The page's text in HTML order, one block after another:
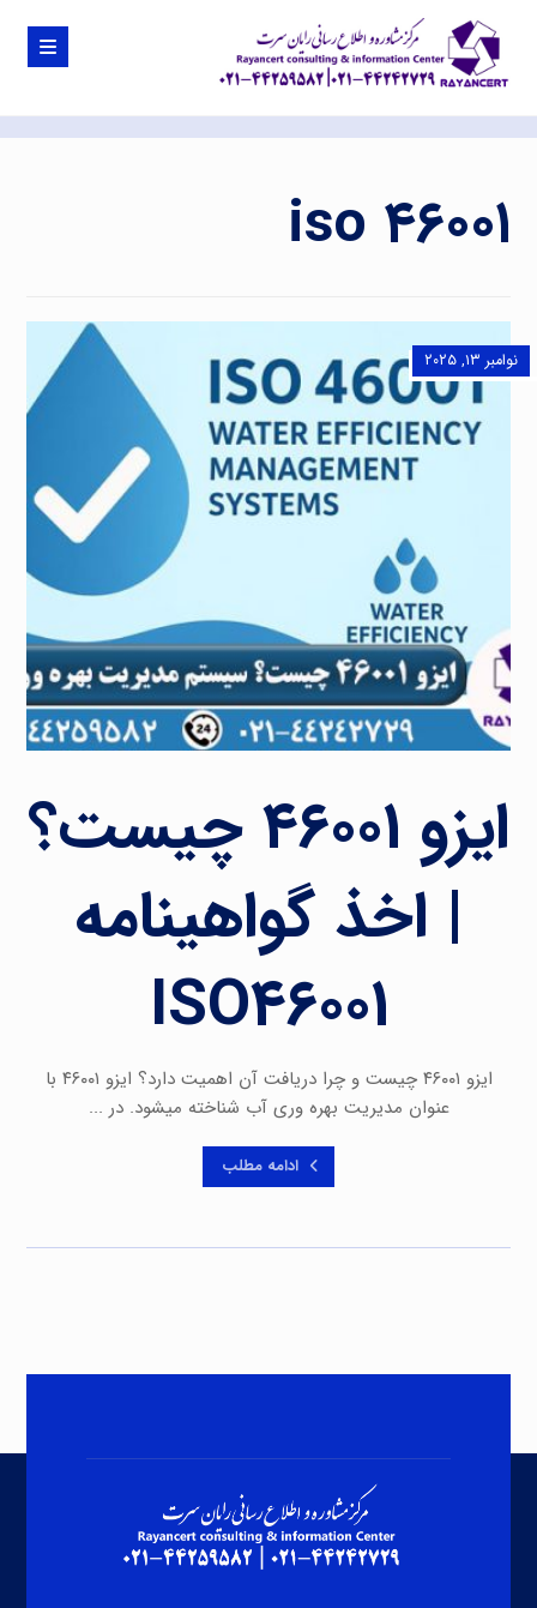
iso ۴۶۰۰۱
ایزو ۴۶۰۰۱ چیست؟
| اخذ گواهینامه
ISO۴۶۰۰۱
نوامبر ۱۳, ۲۰۲۵
ایزو ۴۶۰۰۱ چیست و چرا دریافت آن اهمیت دارد؟ ایزو ۴۶۰۰۱ با
عنوان مدیریت بهره وری آب شناخته میشود. در ...
ادامه مطلب